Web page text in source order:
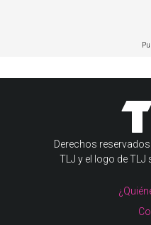
Derechos
TLJ y el logo de